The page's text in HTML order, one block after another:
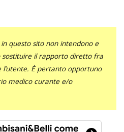
questo sito non intendono e
sostituire il rapporto diretto fra
l’utente. È pertanto opportuno
medico curante e/o